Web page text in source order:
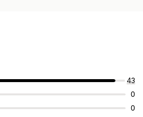
43
0
0